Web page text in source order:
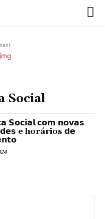
-
Social
𝗦𝗼𝗰𝗶𝗮𝗹 𝗰𝗼𝗺 𝗻𝗼𝘃𝗮𝘀
e horários 𝗱𝗲